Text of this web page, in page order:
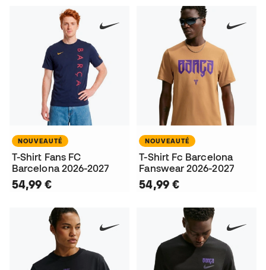
NOUVEAUTÉ
T-Shirt Fans FC
Barcelona 2026-2027
54,99 €
NOUVEAUTÉ
T-Shirt Fc Barcelona
Fanswear 2026-2027
54,99 €